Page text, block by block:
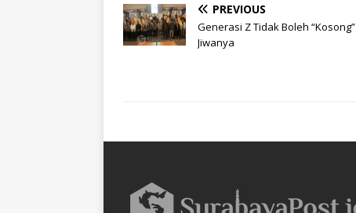
PREVIOUS
Generasi Z Tidak Boleh “Kosong”
Jiwanya